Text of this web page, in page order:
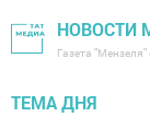
НОВОСТИ
Газета
ТЕМА ДНЯ